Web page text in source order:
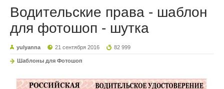
Водительские права - шаблон
для фотошоп - шутка
yulyanna 21 сентября 2016 82 999
Шаблоны для Фотошоп